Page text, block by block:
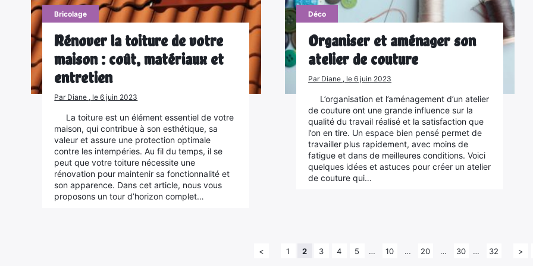
Bricolage
Rénover la toiture de votre
maison : coût, matériaux et
entretien
Par Diane , le 6 juin 2023
La toiture est un élément essentiel de votre
maison, qui contribue à son esthétique, sa
valeur et assure une protection optimale
contre les intempéries. Au fil du temps, il se
peut que votre toiture nécessite une
rénovation pour maintenir sa fonctionnalité et
son apparence. Dans cet article, nous vous
proposons un tour d’horizon complet…
Déco
Organiser et aménager son
atelier de couture
Par Diane , le 6 juin 2023
L’organisation et l’aménagement d’un atelier
de couture ont une grande influence sur la
qualité du travail réalisé et la satisfaction que
l’on en tire. Un espace bien pensé permet de
travailler plus rapidement, avec moins de
fatigue et dans de meilleures conditions. Voici
quelques idées et astuces pour créer un atelier
de couture qui…
< 1 2 3 4 5 … 10 … 20 … 30 … 32 >